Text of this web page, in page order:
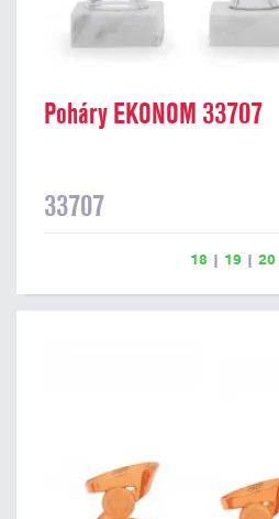
Poháry EKONOM 33707
33707
18 | 19 | 20